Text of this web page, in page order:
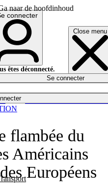
naar de hoofdinhoud
Close menu
connecter
êtes déconnecté.
Se connecter
flambée du
Américains
Européens